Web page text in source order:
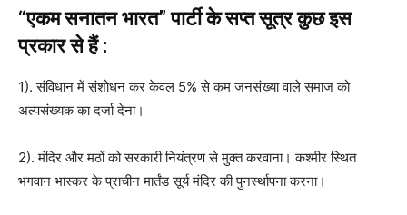
“एकम सनातन भारत” पार्टी के सप्त सूत्र कुछ इस
प्रकार से हैं :
1). संविधान में संशोधन कर केवल 5% से कम जनसंख्या वाले समाज को
अल्पसंख्यक का दर्जा देना।
2). मंदिर और मठों को सरकारी नियंत्रण से मुक्त करवाना। कश्मीर स्थित
भगवान भास्कर के प्राचीन मार्तंड सूर्य मंदिर की पुनर्स्थापना करना।